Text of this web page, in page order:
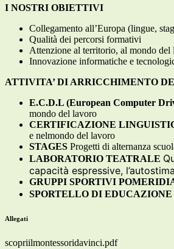
I NOSTRI OBIETTIVI
Collegamento all’Europa (lingue,
Qualità dei percorsi formativi
Attenzione al territorio, al mondo del
Innovazione informatiche e
ATTIVITA’ DI ARRICCHIMENTO
E.C.D.L (European Computer
mondo del lavoro
CERTIFICAZIONE
e nelmondo del lavoro
STAGES Progetti di alternanza
LABORATORIO TEATRALE
capacità espressive,
GRUPPI SPORTIVI
SPORTELLO DI
Allegati
scopriilmontessoridavinci.pdf